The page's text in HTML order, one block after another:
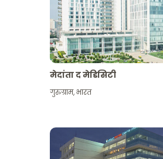
मेदांता द मेडिसिटी
गुरुग्राम,भारत